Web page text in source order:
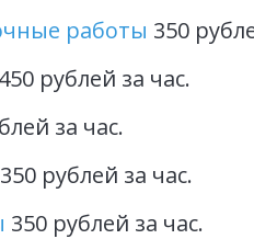
работы 350
450 рублей за час.
за час.
350 рублей за час.
350 рублей за час.